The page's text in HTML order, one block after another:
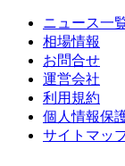
ニュース一
相場情報
お問合せ
運営会社
利用規約
個人情報保
サイトマッ